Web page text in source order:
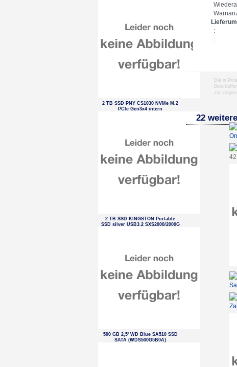
2 TB SSD PNY CS1030 NVMe M.2
PCIe Gen3x4 intern
2 TB SSD KINGSTON Portable
SSD silver USB3.2 SXS2000/2000G
500 GB 2,5' WD Blue SA510 SSD
SATA (WDS500G5B0A)
:
:
Die in
zur
22